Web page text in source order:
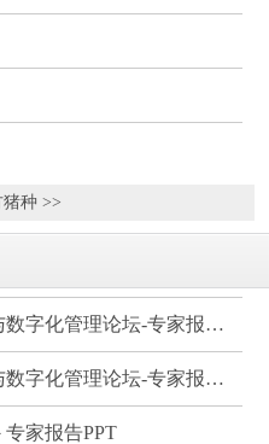
种 >>
第一届生猪产业智能化装备与数字化管理论坛-专家报告PPT
第三届生猪产业智能化装备与数字化管理论坛-专家报告PPT
家报告PPT